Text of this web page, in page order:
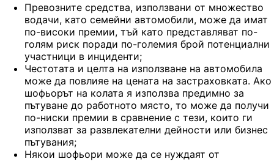
Превозните средства, използвани от множество
водачи, като семейни автомобили, може да имат
по-високи премии, тъй като представляват по-
голям риск поради по-големия брой потенциални
участници в инциденти;
Честотата и целта на използване на автомобила
може да повлияе на цената на застраховката. Ако
шофьорът на колата я използва предимно за
пътуване до работното място, то може да получи
по-ниски премии в сравнение с тези, които ги
използват за развлекателни дейности или бизнес
пътувания;
Някои шофьори може да се нуждаят от